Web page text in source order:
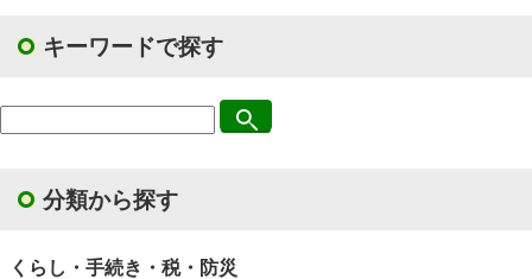
キーワードで探す
分類から探す
くらし・手続き・税・防災